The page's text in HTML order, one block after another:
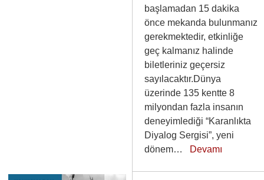
başlamadan 15 dakika
önce mekanda bulunmanız
gerekmektedir, etkinliğe
geç kalmanız halinde
biletleriniz geçersiz
sayılacaktır.Dünya
üzerinde 135 kentte 8
milyondan fazla insanın
deneyimlediği “Karanlıkta
Diyalog Sergisi”, yeni
dönem… Devamı